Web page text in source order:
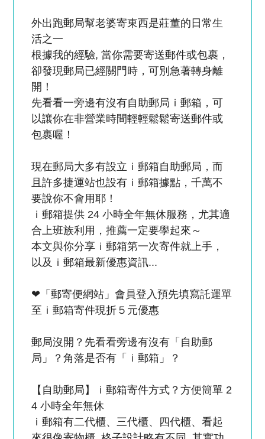
外出跑郵局幫老婆寄東西是莊董的日常生
活之一
根據我的經驗, 當你需要寄送郵件或包裹，
卻發現郵局已經關門時，可別急著轉身離
開！
先看看一旁邊有沒有自助郵局ｉ郵箱，可
以讓你在非營業時間輕輕鬆鬆寄送郵件或
包裹喔！
現在郵局大多有設立ｉ郵箱自助郵局，而
且許多捷運站也設有ｉ郵箱據點，千萬不
要說你不會用耶！
ｉ郵箱提供 24 小時全年無休服務，尤其適
合上班族利用，推薦一定要學起來～
本文與你分享ｉ郵箱第一次寄件就上手，
以及ｉ郵箱最新優惠資訊...
❤「郵寄便網站」會員登入預先填寫託運單
至ｉ郵箱寄件現折５元優惠
郵局沒開？先看看旁邊有沒有「自助郵
局」？角落是否有「ｉ郵箱」？
【自助郵局】ｉ郵箱寄件方式？方便簡單 2
4 小時全年無休
ｉ郵箱有二代櫃、三代櫃、四代櫃、看起